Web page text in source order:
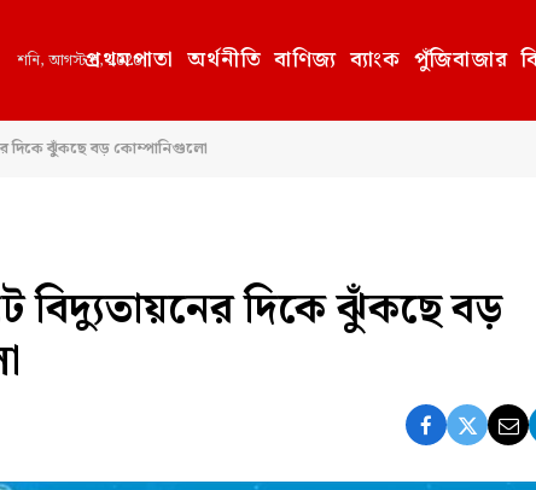
শনি, আগস্ট 8, 2026
প্রথমপাতা অর্থনীতি বাণিজ্য ব্যাংক পুঁজিবাজার
দিকে ঝুঁকছে বড় কোম্পানিগুলো
বিদ্যুতায়নের দিকে ঝুঁকছে বড়